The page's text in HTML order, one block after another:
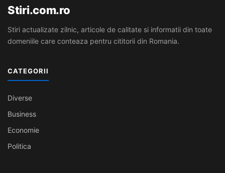
Stiri.com.ro
Stiri actualizate zilnic, articole de calitate si informatii din toate
domeniile care conteaza pentru cititorii din Romania.
CATEGORII
Diverse
Business
Economie
Politica